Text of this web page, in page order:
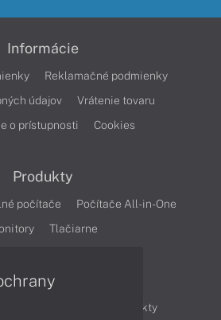
Informácie
Reklamačné podmienky
údajov
Vrátenie tovaru
o prístupnosti
Cookies
Produkty
počítače
Počítače All-in-One
Tlačiarne
Články
Produkty